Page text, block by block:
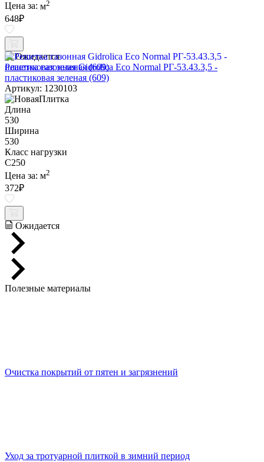
Цена за: м2
648₽
Ожидается
Решетка газонная Gidrolica Eco Normal РГ-53.43.3,5 -
пластиковая зеленая (609)
Артикул: 1230103
Длина
530
Ширина
530
Класс нагрузки
C250
Цена за: м2
372₽
Ожидается
Полезные материалы
Очистка покрытий от пятен и загрязнений
Уход за тротуарной плиткой в зимний период